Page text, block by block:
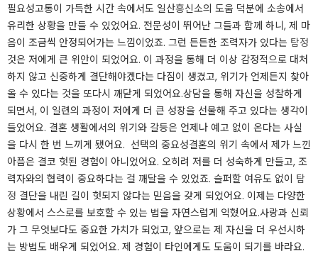
필요성​고통이 가득한 시간 속에서도 일산흥신소의 도움 덕분에 소송에서
유리한 상황을 만들 수 있었어요. 전문성이 뛰어난 그들과 함께 하니, 제 마
음이 조금씩 안정되어가는 느낌이었죠. 그런 든든한 조력자가 있다는 탐정
것은 저에게 큰 위안이 되었어요. 이 과정을 통해 더 이상 감정적으로 대처
하지 않고 신중하게 결단해야겠다는 다짐이 생겼고, 위기가 언제든지 찾아
올 수 있다는 것을 또다시 깨닫게 되었어요.​상담을 통해 자신을 성찰하게
되면서, 이 일련의 과정이 저에게 더 큰 성장을 선물해 주고 있다는 생각이
들었어요. 결혼 생활에서의 위기와 갈등은 언제나 예고 없이 온다는 사실
을 다시 한 번 느끼게 됐어요. ​ 선택의 중요성결혼의 위기 속에서 제가 느낀
아픔은 결코 헛된 경험이 아니었어요. 오히려 저를 더 성숙하게 만들고, 조
력자와의 협력이 중요하다는 걸 깨달을 수 있었죠. 슬퍼할 여유도 없이 탐
정 결단을 내린 길이 헛되지 않다는 믿음을 갖게 되었어요. 이제는 다양한
상황에서 스스로를 보호할 수 있는 법을 자연스럽게 익혔어요.​사랑과 신뢰
가 그 무엇보다도 중요한 가치가 되었고, 앞으로는 제 자신을 더 우선시하
는 방법도 배우게 되었어요. 제 경험이 타인에게도 도움이 되기를 바라요.